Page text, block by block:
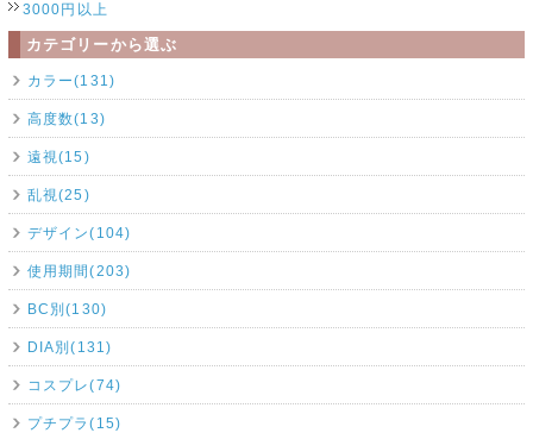
3000円以上
カテゴリーから選ぶ
カラー(131)
高度数(13)
遠視(15)
乱視(25)
デザイン(104)
使用期間(203)
BC別(130)
DIA別(131)
コスプレ(74)
プチプラ(15)